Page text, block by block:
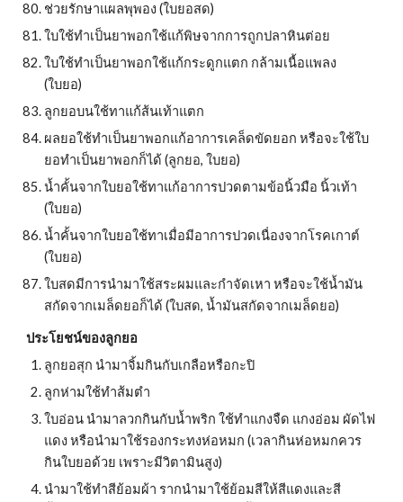
ช่วยรักษาแผลพุพอง (ใบยอสด)
ใบใช้ทำเป็นยาพอกใช้แก้พิษจากการถูกปลาหินต่อย
ใบใช้ทำเป็นยาพอกใช้แก้กระดูกแตก กล้ามเนื้อแพลง
(ใบยอ)
ลูกยอบนใช้ทาแก้ส้นเท้าแตก
ผลยอใช้ทำเป็นยาพอกแก้อาการเคล็ดขัดยอก หรือจะใช้ใบ
ยอทำเป็นยาพอกก็ได้ (ลูกยอ, ใบยอ)
น้ำคั้นจากใบยอใช้ทาแก้อาการปวดตามข้อนิ้วมือ นิ้วเท้า
(ใบยอ)
น้ำคั้นจากใบยอใช้ทาเมื่อมีอาการปวดเนื่องจากโรคเกาต์
(ใบยอ)
ใบสดมีการนำมาใช้สระผมและกำจัดเหา หรือจะใช้น้ำมัน
สกัดจากเมล็ดยอก็ได้ (ใบสด, น้ำมันสกัดจากเมล็ดยอ)
ประโยชน์ของลูกยอ
ลูกยอสุก นำมาจิ้มกินกับเกลือหรือกะปิ
ลูกห่ามใช้ทำส้มตำ
ใบอ่อน นำมาลวกกินกับน้ำพริก ใช้ทำแกงจืด แกงอ่อม ผัดไฟ
แดง หรือนำมาใช้รองกระทงห่อหมก (เวลากินห่อหมกควร
กินใบยอด้วย เพราะมีวิตามินสูง)
นำมาใช้ทำสีย้อมผ้า รากนำมาใช้ย้อมสีให้สีแดงและสี